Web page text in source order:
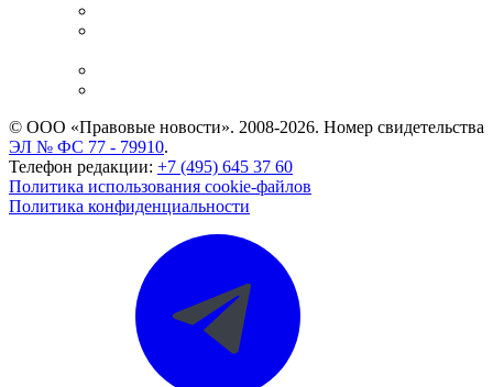
© ООО «Правовые новости». 2008-2026. Номер свидетельства
ЭЛ № ФС 77 - 79910.
Телефон редакции: +7 (495) 645 37 60
Политика использования cookie-файлов
Политика конфиденциальности